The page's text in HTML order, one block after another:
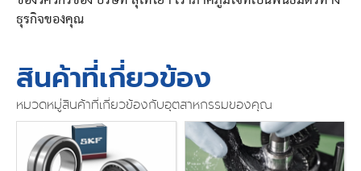
ธุรกิจของคุณ
สินค้าที่เกี่ยวข้อง
หมวดหมู่สินค้าที่เกี่ยวข้องกับอุตสาหกรรมของคุณ